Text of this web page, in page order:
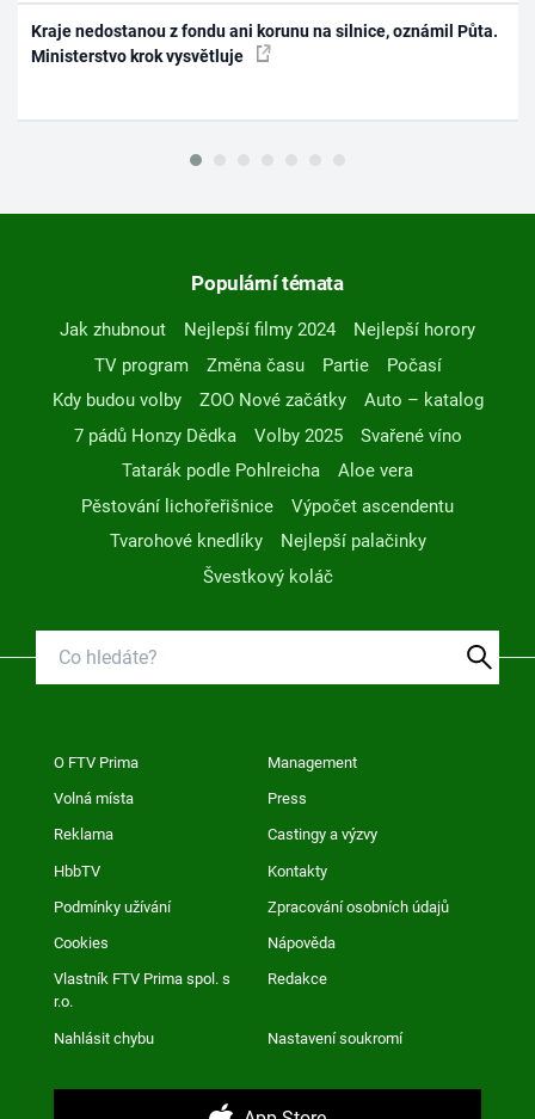
Kraje nedostanou z fondu ani korunu na silnice, oznámil Půta.
Ministerstvo krok vysvětluje
Populární témata
Jak zhubnout Nejlepší filmy 2024
Nejlepší horory
TV program
Změna času Partie
Počasí
Kdy budou volby
ZOO Nové začátky
Auto – katalog
7 pádů Honzy Dědka
Volby 2025
Svařené víno
Tatarák podle Pohlreicha
Aloe vera
Pěstování lichořeřišnice
Výpočet ascendentu
Tvarohové knedlíky
Nejlepší palačinky
Švestkový koláč
O FTV Prima Management
Volná místa Press
Reklama Castingy a výzvy
HbbTV Kontakty
Podmínky užívání Zpracování osobních údajů
Cookies Nápověda
Vlastník FTV Prima spol. s
r.o.
Redakce
Nahlásit chybu Nastavení soukromí